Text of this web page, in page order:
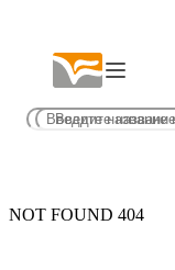
NOT FOUND 404